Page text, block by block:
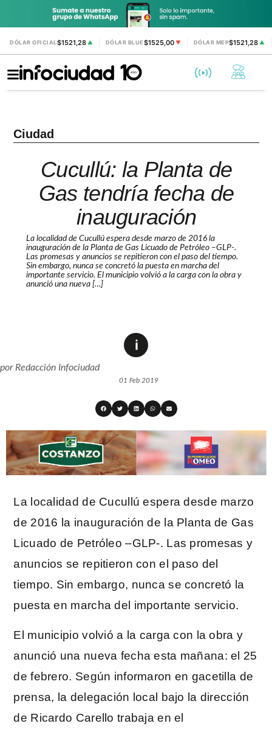
DÓLAR OFICIAL$1521,28 ▲ DÓLAR BLUE$1525,00 ▼ DÓLAR MEP$1521,28▲
Ciudad
Cucullú: la Planta de
Gas tendría fecha de
inauguración
La localidad de Cucullú espera desde marzo de 2016 la
inauguración de la Planta de Gas Licuado de Petróleo –GLP-.
Las promesas y anuncios se repitieron con el paso del tiempo.
Sin embargo, nunca se concretó la puesta en marcha del
importante servicio. El municipio volvió a la carga con la obra y
anunció una nueva […]
porRedacción Infociudad
01 Feb 2019
La localidad de Cucullú espera desde marzo
de 2016 la inauguración de la Planta de Gas
Licuado de Petróleo –GLP-. Las promesas y
anuncios se repitieron con el paso del
tiempo. Sin embargo, nunca se concretó la
puesta en marcha del importante servicio.
El municipio volvió a la carga con la obra y
anunció una nueva fecha esta mañana: el 25
de febrero. Según informaron en gacetilla de
prensa, la delegación local bajo la dirección
de Ricardo Carello trabaja en el